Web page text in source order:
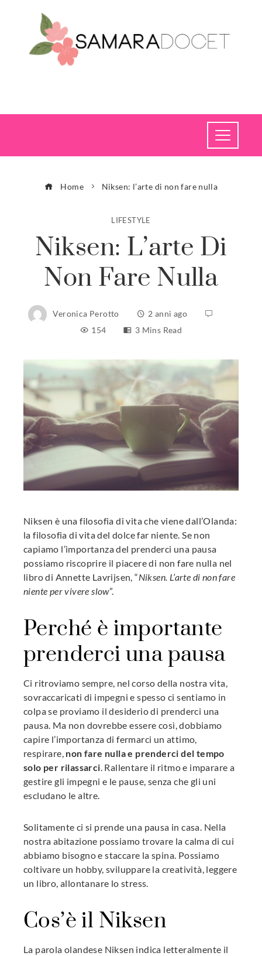
Home Niksen: l’arte di non fare nulla
LIFESTYLE
Niksen: L’arte Di
Non Fare Nulla
Veronica Perotto
2 anni ago
154
3 Mins Read
Niksen è una filosofia di vita che viene dall’Olanda:
la filosofia di vita del dolce far niente. Se non
capiamo l’importanza del prenderci una pausa
possiamo riscoprire il piacere di non fare nulla nel
libro di Annette Lavrijsen, “Niksen. L’arte di non fare
niente per vivere slow”.
Perché è importante
prenderci una pausa
Ci ritroviamo sempre, nel corso della nostra vita,
sovraccaricati di impegni e spesso ci sentiamo in
colpa se proviamo il desiderio di prenderci una
pausa. Ma non dovrebbe essere così, dobbiamo
capire l’importanza di fermarci un attimo,
respirare, non fare nulla e prenderci del tempo
solo per rilassarci. Rallentare il ritmo e imparare a
gestire gli impegni e le pause, senza che gli uni
escludano le altre.
Solitamente ci si prende una pausa in casa. Nella
nostra abitazione possiamo trovare la calma di cui
abbiamo bisogno e staccare la spina. Possiamo
coltivare un hobby, sviluppare la creatività, leggere
un libro, allontanare lo stress.
Cos’è il Niksen
La parola olandese Niksen indica letteralmente il